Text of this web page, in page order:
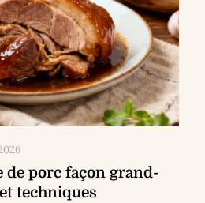
de porc façon grand-
techniques